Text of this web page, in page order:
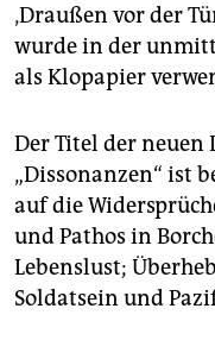
‚Draußen vor der
wurde in der
als Klopapier
Der Titel der neuen
„Dissonanzen“ ist
auf die
und Pathos in
Lebenslust;
Soldatsein und